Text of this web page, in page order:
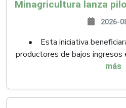
2026-
• Esta iniciativa
productores de bajos ingresos
más